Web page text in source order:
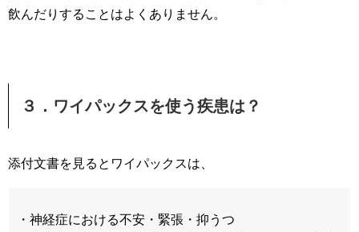
飲んだりすることはよくありません。
３．ワイパックスを使う疾患は？
添付文書を見るとワイパックスは、
・神経症における不安・緊張・抑うつ